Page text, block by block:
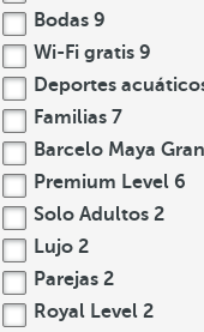
Bodas 9
Wi-Fi gratis 9
Deportes
Familias 7
Barcelo Maya
Premium Level 6
Solo Adultos 2
Lujo 2
Parejas 2
Royal Level 2